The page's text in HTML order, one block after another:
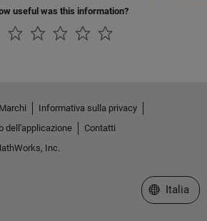
useful was this information?
Marchi
Informativa sulla privacy
dell'applicazione
Contatti
Inc.
Seleziona
Italia